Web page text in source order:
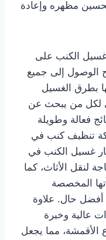
مظهره وإعادة
الكنب على
الوصول إلى جميع
بطرق الغسيل
لكل من يبحث عن
فعالة وطويلة
تنظيف كنب في
غسيل الكنب في
لنقل الأثاث، كما
المخصصة
أفضل حال. علاوة
عالية وخبرة
الأقمشة، مما يجعل